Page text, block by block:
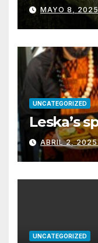
Pococí.
MAYO 8,
UNCATEGORIZED
Leska’s
ABRIL 2,
UNCATEGORIZED